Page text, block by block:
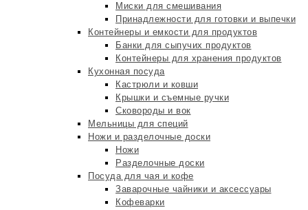
Миски для смешивания
Принадлежности для готовки и выпечки
Контейнеры и емкости для продуктов
Банки для сыпучих продуктов
Контейнеры для хранения продуктов
Кухонная посуда
Кастрюли и ковши
Крышки и съемные ручки
Сковороды и вок
Мельницы для специй
Ножи и разделочные доски
Ножи
Разделочные доски
Посуда для чая и кофе
Заварочные чайники и аксессуары
Кофеварки